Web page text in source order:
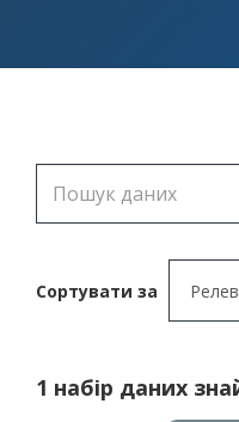
Сортувати за
1 набір даних